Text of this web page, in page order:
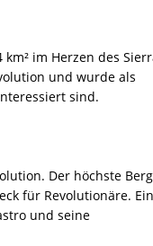
im Herzen des
und wurde als
sind.
Der höchste Berg
für Revolutionäre. Ein
und seine